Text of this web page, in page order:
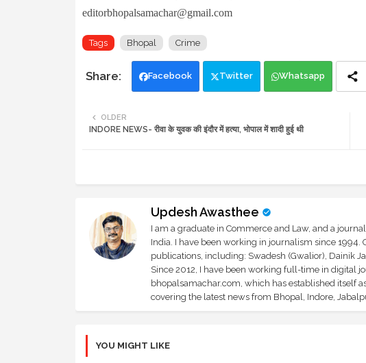
editorbhopalsamachar@gmail.com
Tags Bhopal Crime
Facebook Twitter Whatsapp
OLDER
INDORE NEWS- रीवा के युवक की इंदौर में हत्या, भोपाल में शादी हुई थी
Updesh Awasthee
I am a graduate in Commerce and Law, and a
India. I have been working in journalism since
publications, including: Swadesh (Gwalior), Dainik
Since 2012, I have been working full-time in digital
bhopalsamachar.com, which has established itself
covering the latest news from Bhopal, Indore,
YOU MIGHT LIKE